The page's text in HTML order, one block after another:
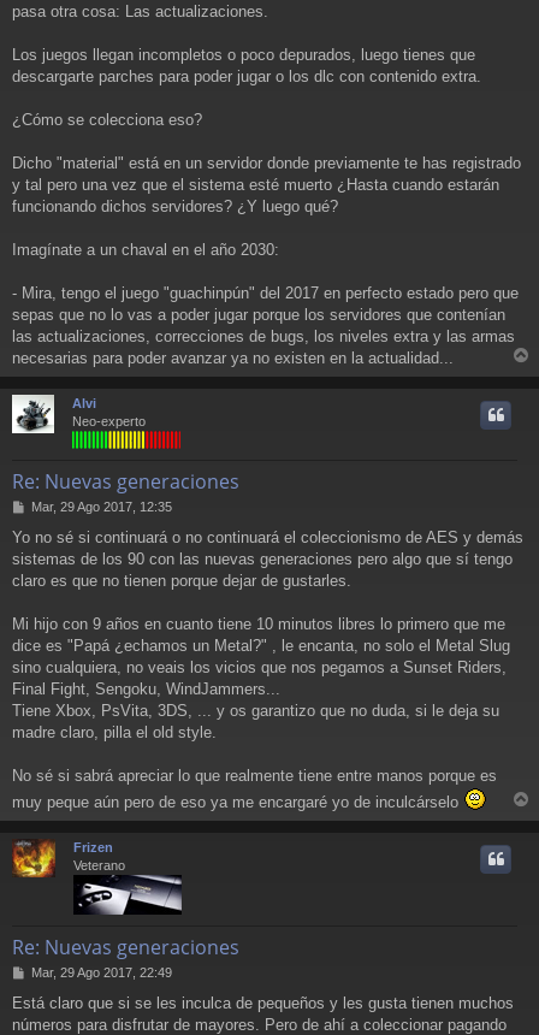
pasa otra cosa: Las actualizaciones.
Los juegos llegan incompletos o poco depurados, luego tienes que
descargarte parches para poder jugar o los dlc con contenido extra.
¿Cómo se colecciona eso?
Dicho "material" está en un servidor donde previamente te has registrado
y tal pero una vez que el sistema esté muerto ¿Hasta cuando estarán
funcionando dichos servidores? ¿Y luego qué?
Imagínate a un chaval en el año 2030:
- Mira, tengo el juego "guachinpún" del 2017 en perfecto estado pero que
sepas que no lo vas a poder jugar porque los servidores que contenían
las actualizaciones, correcciones de bugs, los niveles extra y las armas
necesarias para poder avanzar ya no existen en la actualidad...
r
Alvi
Neo-experto
Re: Nuevas generaciones
M
n
s
a
Mar, 29 Ago 2017, 12:35
Yo no sé si continuará o no continuará el coleccionismo de AES y demás
sistemas de los 90 con las nuevas generaciones pero algo que sí tengo
claro es que no tienen porque dejar de gustarles.
Mi hijo con 9 años en cuanto tiene 10 minutos libres lo primero que me
dice es "Papá ¿echamos un Metal?" , le encanta, no solo el Metal Slug
sino cualquiera, no veais los vicios que nos pegamos a Sunset Riders,
Final Fight, Sengoku, WindJammers...
Tiene Xbox, PsVita, 3DS, ... y os garantizo que no duda, si le deja su
madre claro, pilla el old style.
No sé si sabrá apreciar lo que realmente tiene entre manos porque es
muy peque aún pero de eso ya me encargaré yo de inculcárselo
r
Frizen
Veterano
Re: Nuevas generaciones
M
n
s
Mar, 29 Ago 2017, 22:49
Está claro que si se les inculca de pequeños y les gusta tienen muchos
números para disfrutar de mayores. Pero de ahí a coleccionar pagando